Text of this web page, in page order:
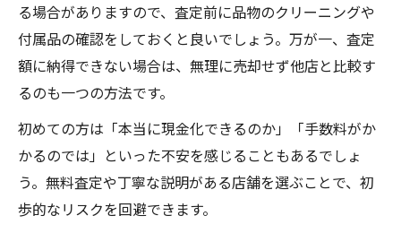
る場合がありますので、査定前に品物のクリーニングや
付属品の確認をしておくと良いでしょう。万が一、査定
額に納得できない場合は、無理に売却せず他店と比較す
るのも一つの方法です。
初めての方は「本当に現金化できるのか」「手数料がか
かるのでは」といった不安を感じることもあるでしょ
う。無料査定や丁寧な説明がある店舗を選ぶことで、初
歩的なリスクを回避できます。